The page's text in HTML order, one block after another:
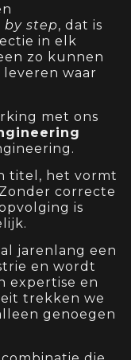
by step, dat is
in elk
zo kunnen
waar
met ons
titel, het vormt
correcte
is
al jarenlang een
en wordt
expertise en
trekken we
genoegen